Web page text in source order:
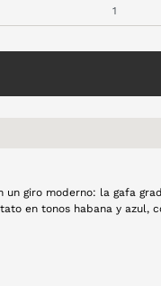
un giro moderno: la gafa
en tonos habana y azul,
que aporta equilibrio y